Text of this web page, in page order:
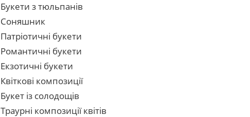
Букети з тюльпанів
Соняшник
Патріотичні букети
Романтичні букети
Екзотичні букети
Квіткові композиції
Букет із солодощів
Траурні композиції квітів